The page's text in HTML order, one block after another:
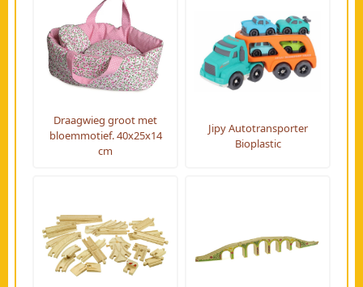
Draagwieg groot met
bloemmotief. 40x25x14
cm
Jipy Autotransporter
Bioplastic